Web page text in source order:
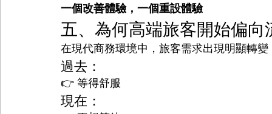
一個改善體驗，一個重設體驗
五、為何高端旅客開始偏向
在現代商務環境中，旅客需求出現明顯轉變
過去：
👉 等得舒服
現在：